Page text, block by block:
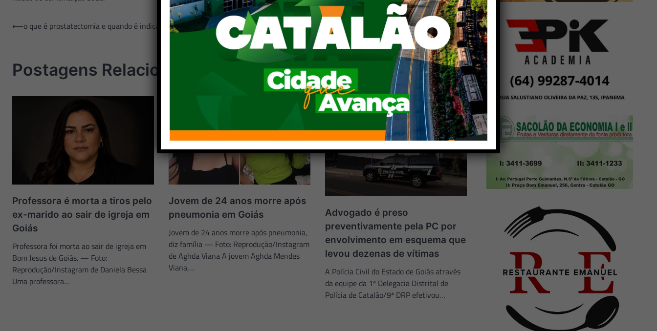
Navegação
⟵o que é prostatectomia e quando é indicada
Motorista morre carbonizado em grave acidente na MGC-497
entre Uberlândia e Prata
⟶
Postagens Relacionadas
Professora é morta a tiros pelo
ex-marido ao sair de igreja em
Goiás
Professora foi morta ao sair de igreja em
Bom Jesus de Goiás. — Foto:
Reprodução/Instagram de Daniela Bessa
Uma professora…
Jovem de 24 anos morre após
pneumonia em Goiás
Jovem de 24 anos morre após pneumonia,
diz família — Foto: Reprodução/Instagram
de Aghda Viana A jovem Aghda Mendes
Viana,…
Advogado é preso
preventivamente pela PC por
envolvimento em esquema que
levou dezenas de vítimas
A Polícia Civil do Estado de Goiás através
da equipe da 1ª Delegacia Distrital de
Polícia de Catalão/9ª DRP efetivou…